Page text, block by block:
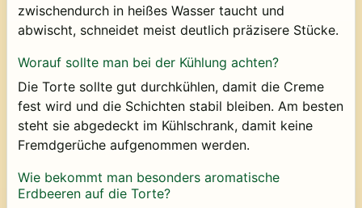
zwischendurch in heißes Wasser taucht und
abwischt, schneidet meist deutlich präzisere Stücke.
Worauf sollte man bei der Kühlung achten?
Die Torte sollte gut durchkühlen, damit die Creme
fest wird und die Schichten stabil bleiben. Am besten
steht sie abgedeckt im Kühlschrank, damit keine
Fremdgerüche aufgenommen werden.
Wie bekommt man besonders aromatische
Erdbeeren auf die Torte?